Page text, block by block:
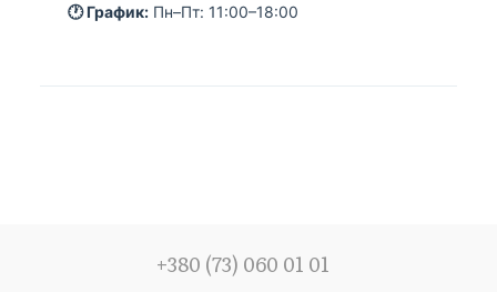
🕐 График: Пн–Пт: 11:00–18:00
+380 (73) 060 01 01